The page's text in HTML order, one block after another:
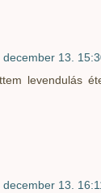
december 13.
levendulás
december 13.